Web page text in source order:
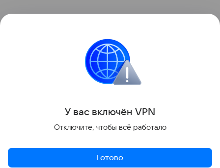
У вас включён VPN
Отключите, чтобы всё работало
Готово